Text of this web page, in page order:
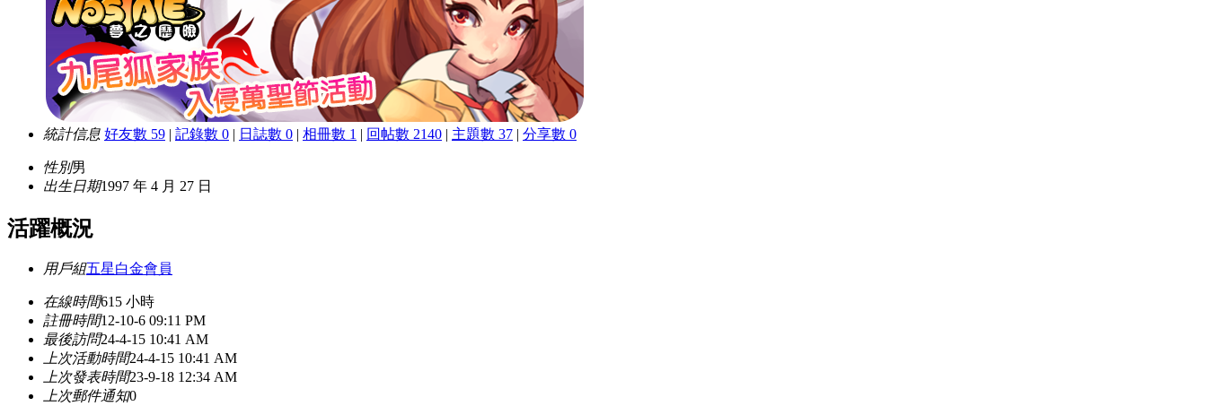
統計信息 好友數 59 | 記錄數 0 | 日誌數 0 | 相冊數 1 | 回帖數 2140 | 主題數 37 | 分享數 0
性別男
出生日期1997 年 4 月 27 日
活躍概況
用戶組五星白金會員
在線時間615 小時
註冊時間12-10-6 09:11 PM
最後訪問24-4-15 10:41 AM
上次活動時間24-4-15 10:41 AM
上次發表時間23-9-18 12:34 AM
上次郵件通知0